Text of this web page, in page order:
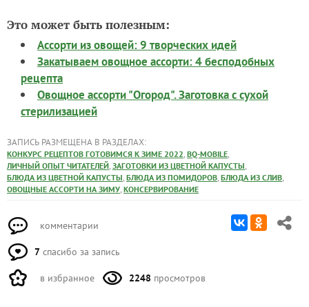
Это может быть полезным:
Ассорти из овощей: 9 творческих идей
Закатываем овощное ассорти: 4 бесподобных
рецепта
Овощное ассорти "Огород". Заготовка с сухой
стерилизацией
ЗАПИСЬ РАЗМЕЩЕНА В РАЗДЕЛАХ:
КОНКУРС РЕЦЕПТОВ ГОТОВИМСЯ К ЗИМЕ 2022, BQ-MOBILE,
ЛИЧНЫЙ ОПЫТ ЧИТАТЕЛЕЙ, ЗАГОТОВКИ ИЗ ЦВЕТНОЙ КАПУСТЫ,
БЛЮДА ИЗ ЦВЕТНОЙ КАПУСТЫ, БЛЮДА ИЗ ПОМИДОРОВ, БЛЮДА ИЗ СЛИВ,
ОВОЩНЫЕ АССОРТИ НА ЗИМУ, КОНСЕРВИРОВАНИЕ
комментарии
7 спасибо за запись
в избранное 2248 просмотров